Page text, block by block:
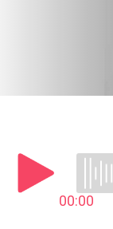
00:00